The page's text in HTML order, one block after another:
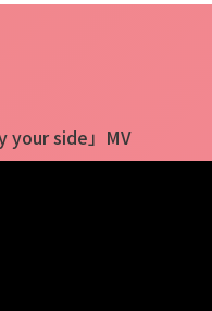
your side」MV